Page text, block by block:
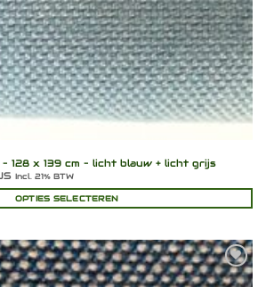
128 x 139 cm – licht blauw + licht grijs
Incl. 21% BTW
OPTIES SELECTEREN
Toevoegen